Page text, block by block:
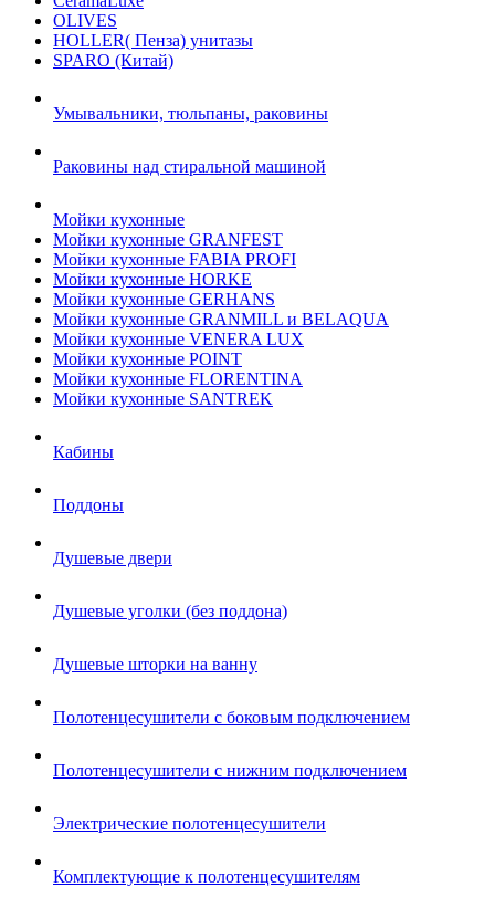
OLIVES
HOLLER( Пенза) унитазы
SPARO (Китай)
Умывальники, тюльпаны, раковины
Раковины над стиральной машиной
Мойки кухонные
Мойки кухонные GRANFEST
Мойки кухонные FABIA PROFI
Мойки кухонные HORKE
Мойки кухонные GERHANS
Мойки кухонные GRANMILL и BELAQUA
Мойки кухонные VENERA LUX
Мойки кухонные POINT
Мойки кухонные FLORENTINA
Мойки кухонные SANTREK
Кабины
Поддоны
Душевые двери
Душевые уголки (без поддона)
Душевые шторки на ванну
Полотенцесушители с боковым подключением
Полотенцесушители с нижним подключением
Электрические полотенцесушители
Комплектующие к полотенцесушителям